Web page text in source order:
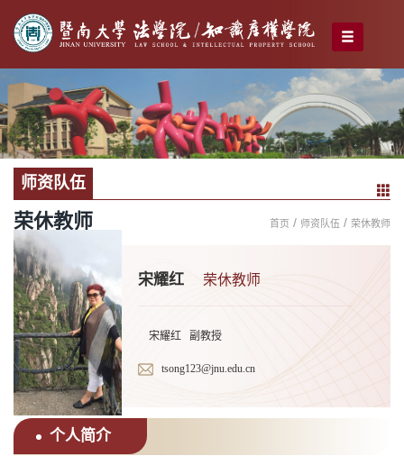
师资队伍
荣休教师 首页 / 师资队伍 / 荣休教师
宋耀红 荣休教师
宋耀红 副教授
tsong123@jnu.edu.cn
个人简介